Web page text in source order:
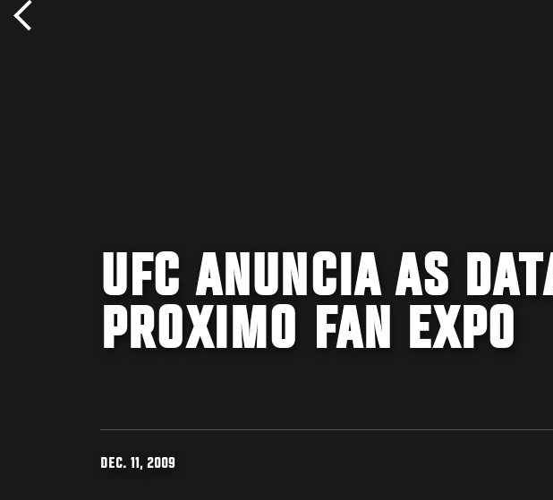
UFC ANUNCIA AS
PROXIMO FAN EXPO
DEC. 11, 2009